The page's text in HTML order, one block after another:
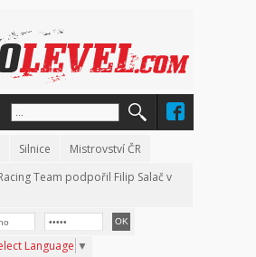
Silnice
Mistrovství ČR
Team podpořil Filip Salač v
Language ▼